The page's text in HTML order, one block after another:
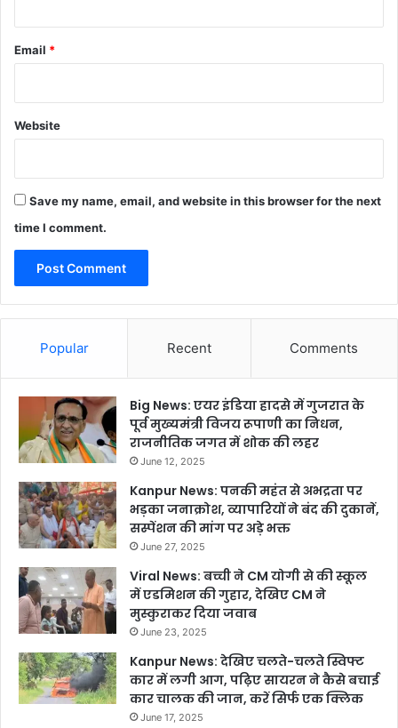
Email *
Website
Save my name, email, and website in this browser for the next
time I comment.
Popular Recent Comments
Big News: एयर इंडिया हादसे में गुजरात के
पूर्व मुख्यमंत्री विजय रूपाणी का निधन,
राजनीतिक जगत में शोक की लहर
June 12, 2025
Kanpur News: पनकी महंत से अभद्रता पर
भड़का जनाक्रोश, व्यापारियों ने बंद की दुकानें,
सस्पेंशन की मांग पर अड़े भक्त
June 27, 2025
Viral News: बच्ची ने CM योगी से की स्कूल
में एडमिशन की गुहार, देखिए CM ने
मुस्कुराकर दिया जवाब
June 23, 2025
Kanpur News: देखिए चलते-चलते स्विफ्ट
कार में लगी आग, पढ़िए सायरन ने कैसे बचाई
कार चालक की जान, करें सिर्फ एक क्लिक
June 17, 2025